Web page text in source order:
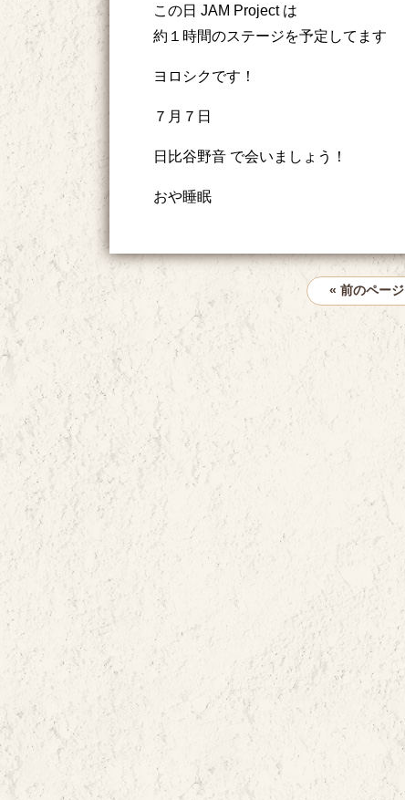
この日 JAM Project は
約１時間のステージを予定してます
ヨロシクです！
７月７日
日比谷野音 で会いましょう！
おや睡眠
« 前のページ